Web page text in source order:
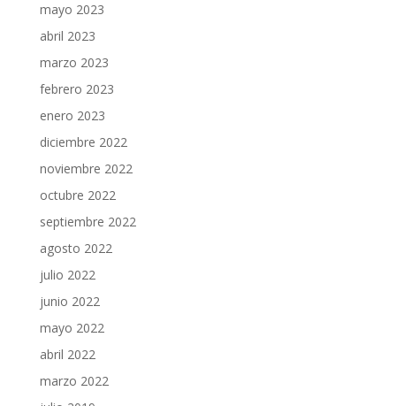
mayo 2023
abril 2023
marzo 2023
febrero 2023
enero 2023
diciembre 2022
noviembre 2022
octubre 2022
septiembre 2022
agosto 2022
julio 2022
junio 2022
mayo 2022
abril 2022
marzo 2022